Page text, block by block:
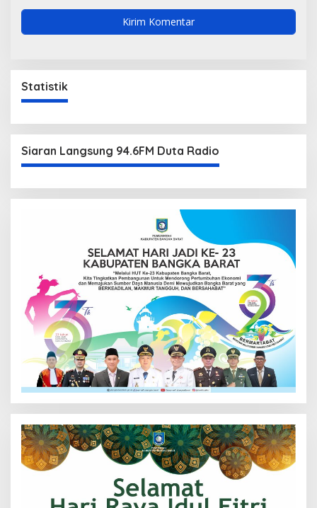
Statistik
Siaran Langsung 94.6FM Duta Radio